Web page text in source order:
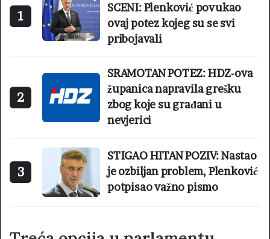
1
SCENI: Plenković povukao
ovaj potez kojeg su se svi
pribojavali
2
SRAMOTAN POTEZ: HDZ-ova
županica napravila grešku
zbog koje su građani u
nevjerici
3
STIGAO HITAN POZIV: Nastao
je ozbiljan problem, Plenković
potpisao važno pismo